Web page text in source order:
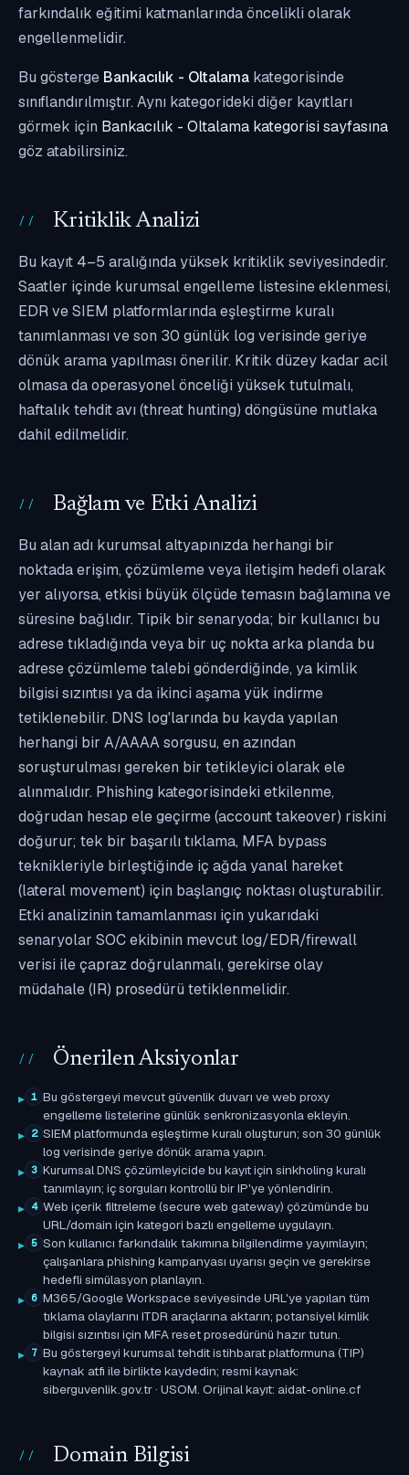
farkındalık eğitimi katmanlarında öncelikli olarak
engellenmelidir.
Bu gösterge Bankacılık - Oltalama kategorisinde
sınıflandırılmıştır. Aynı kategorideki diğer kayıtları
görmek için Bankacılık - Oltalama kategorisi sayfasına
göz atabilirsiniz.
Kritiklik Analizi
Bu kayıt 4–5 aralığında yüksek kritiklik seviyesindedir.
Saatler içinde kurumsal engelleme listesine eklenmesi,
EDR ve SIEM platformlarında eşleştirme kuralı
tanımlanması ve son 30 günlük log verisinde geriye
dönük arama yapılması önerilir. Kritik düzey kadar acil
olmasa da operasyonel önceliği yüksek tutulmalı,
haftalık tehdit avı (threat hunting) döngüsüne mutlaka
dahil edilmelidir.
Bağlam ve Etki Analizi
Bu alan adı kurumsal altyapınızda herhangi bir
noktada erişim, çözümleme veya iletişim hedefi olarak
yer alıyorsa, etkisi büyük ölçüde temasın bağlamına ve
süresine bağlıdır. Tipik bir senaryoda; bir kullanıcı bu
adrese tıkladığında veya bir uç nokta arka planda bu
adrese çözümleme talebi gönderdiğinde, ya kimlik
bilgisi sızıntısı ya da ikinci aşama yük indirme
tetiklenebilir. DNS log'larında bu kayda yapılan
herhangi bir A/AAAA sorgusu, en azından
soruşturulması gereken bir tetikleyici olarak ele
alınmalıdır. Phishing kategorisindeki etkilenme,
doğrudan hesap ele geçirme (account takeover) riskini
doğurur; tek bir başarılı tıklama, MFA bypass
teknikleriyle birleştiğinde iç ağda yanal hareket
(lateral movement) için başlangıç noktası oluşturabilir.
Etki analizinin tamamlanması için yukarıdaki
senaryolar SOC ekibinin mevcut log/EDR/firewall
verisi ile çapraz doğrulanmalı, gerekirse olay
müdahale (IR) prosedürü tetiklenmelidir.
Önerilen Aksiyonlar
1 Bu göstergeyi mevcut güvenlik duvarı ve web proxy
engelleme listelerine günlük senkronizasyonla ekleyin.
2 SIEM platformunda eşleştirme kuralı oluşturun; son 30 günlük
log verisinde geriye dönük arama yapın.
3 Kurumsal DNS çözümleyicide bu kayıt için sinkholing kuralı
tanımlayın; iç sorguları kontrollü bir IP'ye yönlendirin.
4 Web içerik filtreleme (secure web gateway) çözümünde bu
URL/domain için kategori bazlı engelleme uygulayın.
5 Son kullanıcı farkındalık takımına bilgilendirme yayımlayın;
çalışanlara phishing kampanyası uyarısı geçin ve gerekirse
hedefli simülasyon planlayın.
6 M365/Google Workspace seviyesinde URL'ye yapılan tüm
tıklama olaylarını ITDR araçlarına aktarın; potansiyel kimlik
bilgisi sızıntısı için MFA reset prosedürünü hazır tutun.
7 Bu göstergeyi kurumsal tehdit istihbarat platformuna (TIP)
kaynak atfı ile birlikte kaydedin; resmi kaynak:
siberguvenlik.gov.tr · USOM. Orijinal kayıt: aidat-online.cf
Domain Bilgisi